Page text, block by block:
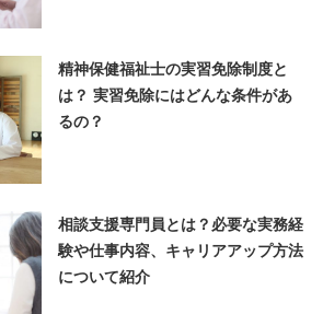
精神保健福祉士の実習免除制度と
は？ 実習免除にはどんな条件があ
るの？
相談支援専門員とは？必要な実務経
験や仕事内容、キャリアアップ方法
について紹介